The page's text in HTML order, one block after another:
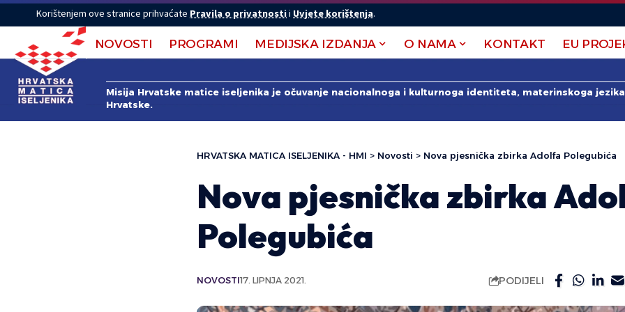
Korištenjem ove stranice prihvaćate Pravila o privatnostii Uvjete korištenja.
NOVOSTI PROGRAMI MEDIJSKA IZDANJA O NAMA KONTAKT EU
Misija Hrvatske matice iseljenika je očuvanje nacionalnoga i kulturnoga identiteta, materinskoga
Hrvatske.
HRVATSKA MATICA ISELJENIKA - HMI > Novosti > Nova pjesnička zbirka Adolfa Polegubića
Nova pjesnička zbirka
Polegubića
NOVOSTI17. LIPNJA 2021. PODIJELI